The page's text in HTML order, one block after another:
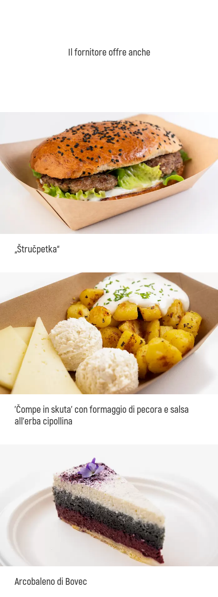
Il fornitore offre anche
„Štručpetka“
'Čompe in skuta' con formaggio di pecora e salsa
all'erba cipollina
Arcobaleno di Bovec